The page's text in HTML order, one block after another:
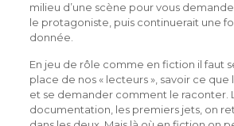
milieu d’une scène pour vous
le protagoniste, puis continuerait une
donnée.
En jeu de rôle comme en fiction il faut
place de nos « lecteurs », savoir ce que
et se demander comment le raconter.
documentation, les premiers jets, on